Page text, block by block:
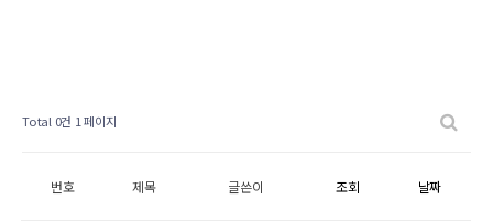
Total 0건 1 페이지
번호 제목 글쓴이 조회 날짜